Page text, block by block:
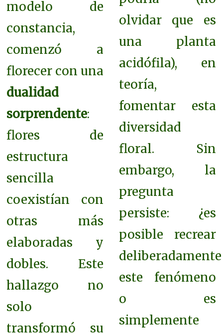
modelo de
constancia,
comenzó a
florecer con una
dualidad
sorprendente:
flores de
estructura
sencilla
coexistían con
otras más
elaboradas y
dobles. Este
hallazgo no
solo
transformó su
olvidar que es
una planta
acidófila), en
teoría,
fomentar esta
diversidad
floral. Sin
embargo, la
pregunta
persiste: ¿es
posible recrear
deliberadamente
este fenómeno
o es
simplemente